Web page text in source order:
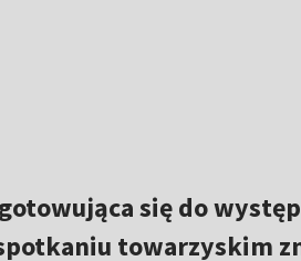
się do
towarzyskim